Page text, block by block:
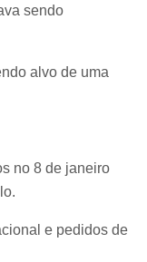
sendo
alvo de uma
no 8 de janeiro
e pedidos de